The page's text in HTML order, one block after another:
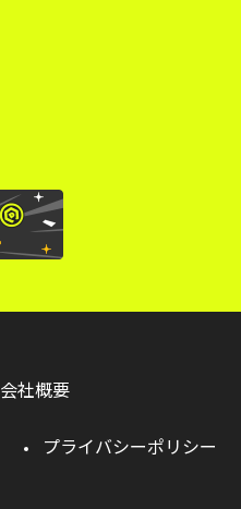
会社概要
プライバシーポリシー